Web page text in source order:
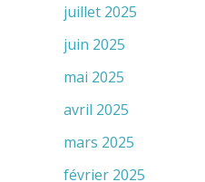
juillet 2025
juin 2025
mai 2025
avril 2025
mars 2025
février 2025